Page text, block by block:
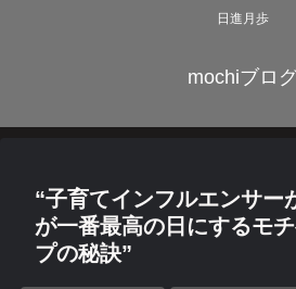
日進月歩
mochiブロ
“子育てインフルエンサー
が一番最高の日にするモ
プの秘訣”